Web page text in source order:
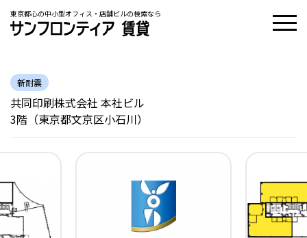
東京都心の中小型オフィス・店舗ビルの検索なら
新耐震
共同印刷株式会社 本社ビル
3階（東京都文京区小石川）